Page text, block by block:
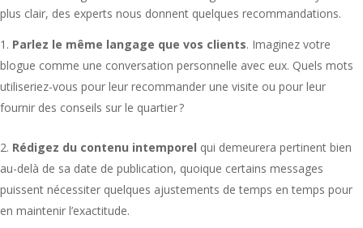
plus clair, des experts nous donnent quelques recommandations.
Parlez le même langage que vos clients. Imaginez votre
blogue comme une conversation personnelle avec eux. Quels mots
utiliseriez-vous pour leur recommander une visite ou pour leur
fournir des conseils sur le quartier ?
Rédigez du contenu intemporel qui demeurera pertinent bien
au-delà de sa date de publication, quoique certains messages
puissent nécessiter quelques ajustements de temps en temps pour
en maintenir l’exactitude.